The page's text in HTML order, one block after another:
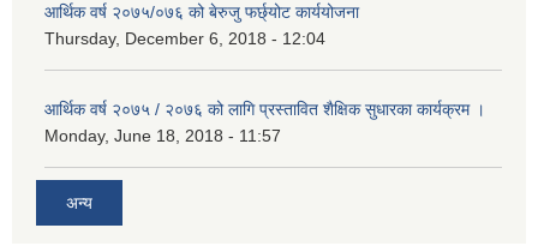
आर्थिक वर्ष २०७५/०७६ को बेरुजु फर्छ्योट कार्ययोजना
Thursday, December 6, 2018 - 12:04
आर्थिक वर्ष २०७५ / २०७६ को लागि प्रस्तावित शैक्षिक सुधारका कार्यक्रम ।
Monday, June 18, 2018 - 11:57
अन्य